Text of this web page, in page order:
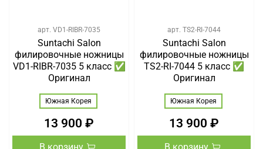
арт. VD1-RIBR-7035
Suntachi Salon
филировочные ножницы
VD1-RIBR-7035 5 класс ✅
Оригинал
Южная Корея
13 900 ₽
арт. TS2-RI-7044
Suntachi Salon
филировочные ножницы
TS2-RI-7044 5 класс ✅
Оригинал
Южная Корея
13 900 ₽